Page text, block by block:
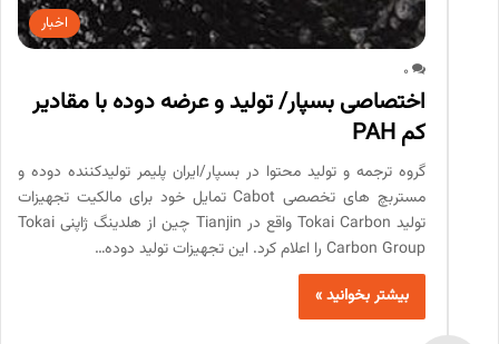
اخبار
0
اختصاصی بسپار/ تولید و عرضه دوده با مقادیر
کم PAH
گروه ترجمه و تولید محتوا در بسپار/ایران پلیمر تولیدکننده دوده و
مستربچ های تخصصی Cabot تمایل خود برای مالکیت تجهیزات
تولید Tokai Carbon واقع در Tianjin چین از هلدینگ ژاپنی Tokai
Carbon Group را اعلام کرد. این تجهیزات تولید دوده…
بیشتر بخوانید »